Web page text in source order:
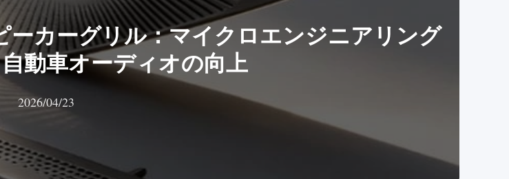
カーグリル：マイクロエンジニアリング
動車オーディオの向上
2026/04/23